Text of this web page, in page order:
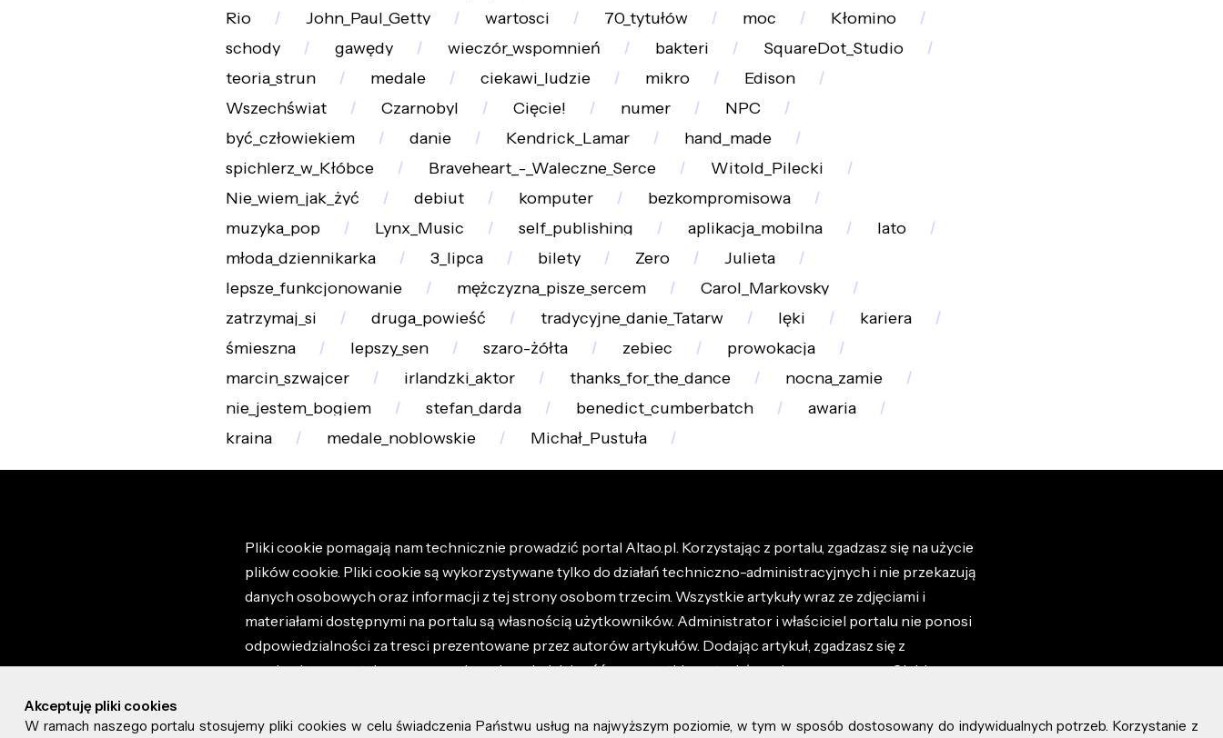
Rio
John_Paul_Getty wartosci 70_tytułów moc
Kłomino
schody
gawędy wieczór_wspomnień bakteri
SquareDot_Studio
teoria_strun
medale ciekawi_ludzie mikro
Edison
Wszechświat
Czarnobyl Cięcie! numer
NPC
być_człowiekiem
danie Kendrick_Lamar
hand_made
spichlerz_w_Kłóbce
Braveheart_-_Waleczne_Serce
Witold_Pilecki
Nie_wiem_jak_żyć
debiut komputer
bezkompromisowa
muzyka_pop
Lynx_Music self_publishing aplikacja_mobilna
lato
młoda_dziennikarka
3_lipca bilety Zero
Julieta
lepsze_funkcjonowanie
mężczyzna_pisze_sercem
Carol_Markovsky
zatrzymaj_si
druga_powieść tradycyjne_danie_Tatarw lęki
kariera
śmieszna
lepszy_sen szaro-żółta zebiec
prowokacja
marcin_szwajcer
irlandzki_aktor thanks_for_the_dance
nocna_zamie
nie_jestem_bogiem
stefan_darda benedict_cumberbatch
awaria
kraina
medale_noblowskie Michał_Pustuła
Pliki cookie pomagają nam technicznie prowadzić portal Altao.pl. Korzystając z portalu, zgadzasz się na użycie
plików cookie. Pliki cookie są wykorzystywane tylko do działań techniczno-administracyjnych i nie przekazują
danych osobowych oraz informacji z tej strony osobom trzecim. Wszystkie artykuły wraz ze zdjęciami i
materiałami dostępnymi na portalu są własnością użytkowników. Administrator i właściciel portalu nie ponosi
odpowiedzialności za tresci prezentowane przez autorów artykułów. Dodając artykuł, zgadzasz się z
regulaminem portalu oraz ponosisz odpowiedzialność za wszystkie materiały umieszczone przez Ciebie na
Akceptuję pliki cookies
W ramach naszego portalu stosujemy pliki cookies w celu świadczenia Państwu usług na najwyższym poziomie, w tym w sposób dostosowany do indywidualnych potrzeb. Korzystanie z